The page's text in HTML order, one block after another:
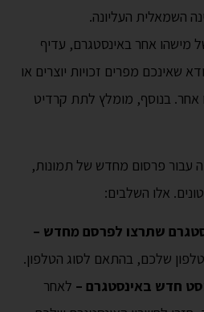
השמאלית העליונה.
אחר באינסטגרם, עדיף
שאינכם מפרים זכויות יוצרים או
אחר. בנוסף, מומלץ לתת קרדיט
עבור פרסום מחדש של תמונות,
אלו השלבים:
שתרצו לפרסם מחדש –
שלכם, בהתאם לסוג הטלפון.
חדש באינסטגרם – לאחר